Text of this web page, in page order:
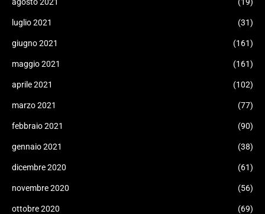
luglio 2021 (31)
giugno 2021 (161)
maggio 2021 (161)
aprile 2021 (102)
marzo 2021 (77)
febbraio 2021 (90)
gennaio 2021 (38)
dicembre 2020 (61)
novembre 2020 (56)
ottobre 2020 (69)